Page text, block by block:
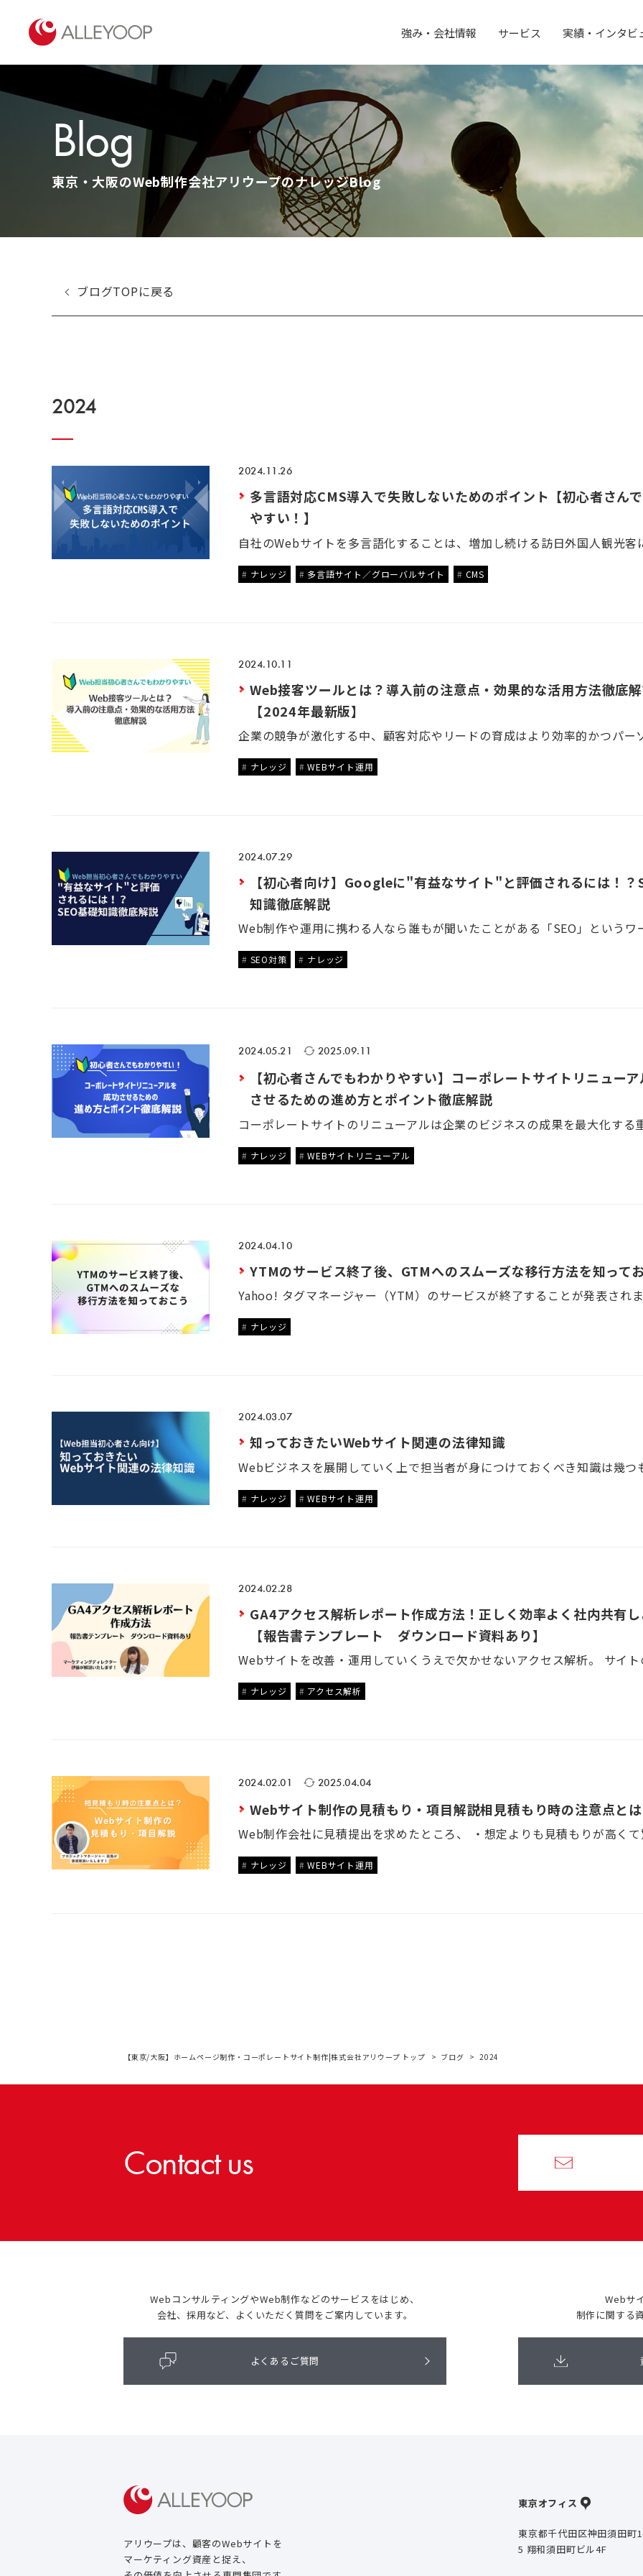
強み・会社情報 サービス 実績・インタビ
Blog
東京・大阪のWeb制作会社アリウープのナレッジBlog
ブログTOPに戻る
2024
2024.11.26
多言語対応CMS導入で失敗しないためのポイント【初心者さん
やすい！】
ナレッジ 多言語サイト／グローバルサイト CMS
2024.10.11
Web接客ツールとは？導入前の注意点・効果的な活用方法徹底
【2024年最新版】
ナレッジ WEBサイト運用
2024.07.29
【初心者向け】Googleに"有益なサイト"と評価されるには！？
知識徹底解説
SEO対策 ナレッジ
2024.05.21 2025.09.11
【初心者さんでもわかりやすい】コーポレートサイトリニュー
させるための進め方とポイント徹底解説
ナレッジ WEBサイトリニューアル
2024.04.10
YTMのサービス終了後、GTMへのスムーズな移行方法を知って
ナレッジ
2024.03.07
知っておきたいWebサイト関連の法律知識
ナレッジ WEBサイト運用
2024.02.28
GA4アクセス解析レポート作成方法！正しく効率よく社内共有し
【報告書テンプレート ダウンロード資料あり】
ナレッジ アクセス解析
2024.02.01 2025.04.04
Webサイト制作の見積もり・項目解説相見積もり時の注意点とは
ナレッジ WEBサイト運用
【東京/大阪】ホームページ制作・コーポレートサイト制作|株式会社アリウープ トップ ブログ 2024
Contact us
WebコンサルティングやWeb制作などのサービスをはじめ、
会社、採用など、よくいただく質問をご案内しています。
よくあるご質問
Webサ
制作に関する
アリウープは、顧客のWebサイトを
マーケティング資産と捉え、
東京オフィス
東京都千代田区神田須田町
5 翔和須田町ビル4F